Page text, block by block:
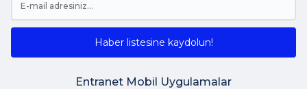
Haber listesine kaydolun!
Entranet Mobil Uygulamalar